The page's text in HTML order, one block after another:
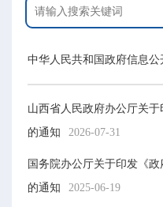
中华人民共和国政府信息公
山西省人民政府办公厅关
的通知
2026-07-31
国务院办公厅关于印发《政
的通知
2025-06-19